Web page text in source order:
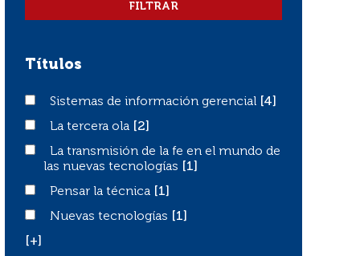
Títulos
Sistemas de información gerencial
Sistemas de información gerencial
[4]
La tercera ola
La tercera ola
[2]
La transmisión de la fe en el mundo de las nuevas
La transmisión de la fe en el mundo de
las nuevas tecnologías
[1]
Pensar la técnica
Pensar la técnica
[1]
Nuevas tecnologías
Nuevas tecnologías
[1]
[+]